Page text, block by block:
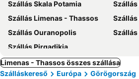
Szállás Skala Potamia
Szállás Limenas - Thassos
Szállás Ouranopolis
Szállás Pirgadikia
Limenas - Thassos összes szállása
Szálláskereső
Európa
Görögország